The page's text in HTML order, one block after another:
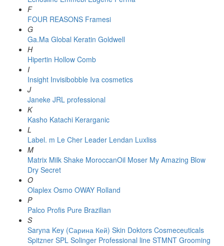
F
FOUR REASONS Framesi
G
Ga.Ma Global Keratin Goldwell
H
Hipertin Hollow Comb
I
Insight Invisibobble Iva cosmetics
J
Janeke JRL professional
K
Kasho Katachi Kerarganic
L
Label. m Le Cher Leader Lendan Luxliss
M
Matrix Milk Shake MoroccanOil Moser My Amazing Blow
Dry Secret
O
Olaplex Osmo OWAY Rolland
P
Palco Profis Pure Brazilian
S
Saryna Key (Сарина Кей) Skin Doktors Cosmeceuticals
Spitzner SPL Solinger Professional line STMNT Grooming